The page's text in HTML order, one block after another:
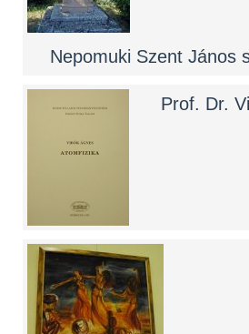
Nepomuki Szent János
Prof. Dr.